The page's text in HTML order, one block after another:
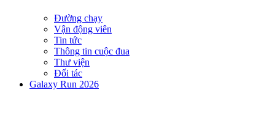
Đường chạy
Vận động viên
Tin tức
Thông tin cuộc đua
Thư viện
Đối tác
Galaxy Run 2026